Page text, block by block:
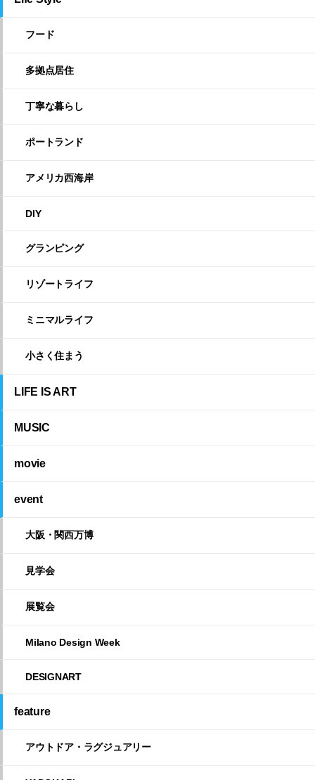
フード
多拠点居住
丁寧な暮らし
ポートランド
アメリカ西海岸
DIY
グランピング
リゾートライフ
ミニマルライフ
小さく住まう
LIFE IS ART
MUSIC
movie
event
大阪・関西万博
見学会
展覧会
Milano Design Week
DESIGNART
feature
アウトドア・ラグジュアリー